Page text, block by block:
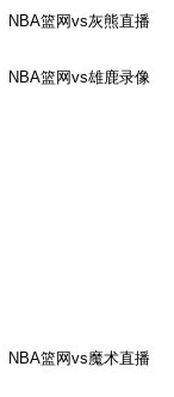
NBA篮网vs灰熊直播
NBA篮网vs雄鹿录像
NBA篮网vs魔术直播